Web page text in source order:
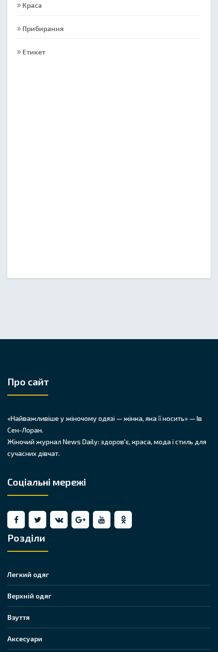
Краса
Прибирання
Етикет
Про сайт
«Найважливіше у жіночому одязі — жінка, яка її носить» — Ів
Сен-Лоран.
Жіночий журнал News Daily: здоров'є, краса, мода і стиль для
сучасних дівчат.
Соціальні мережі
Розділи
Легкий одяг
Верхній одяг
Взуття
Аксесуари